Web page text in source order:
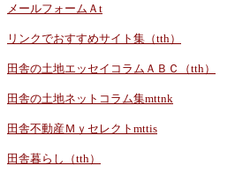
メールフォームＡt
リンクでおすすめサイト集（tth）
田舎の土地エッセイコラムＡＢＣ（tth）
田舎の土地ネットコラム集mttnk
田舎不動産Ｍｙセレクトmttis
田舎暮らし（tth）